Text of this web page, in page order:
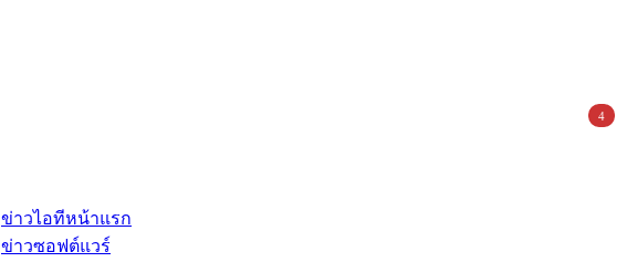
ข่าวไอทีหน้าแรก
ข่าวซอฟต์แวร์
4